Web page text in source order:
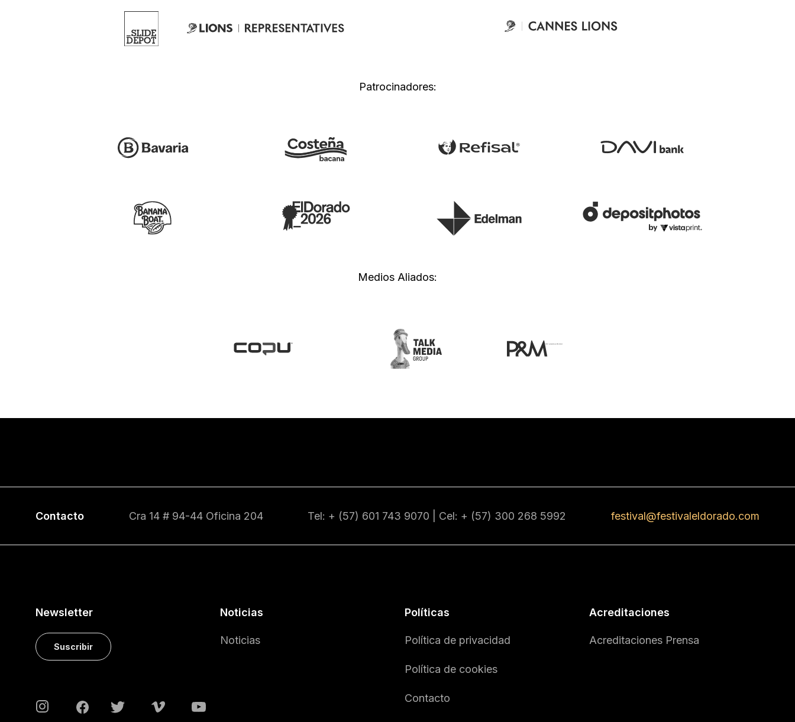
Patrocinadores:
Medios Aliados:
Contacto Cra 14 # 94-44 Oficina 204 Tel: + (57) 601 743 9070 | Cel: + (57) 300 268 5992 festival@festivaleldorado.com
Newsletter
Suscribir
Noticias
Noticias
Políticas
Política de privacidad
Política de cookies
Contacto
Acreditaciones
Acreditaciones Prensa